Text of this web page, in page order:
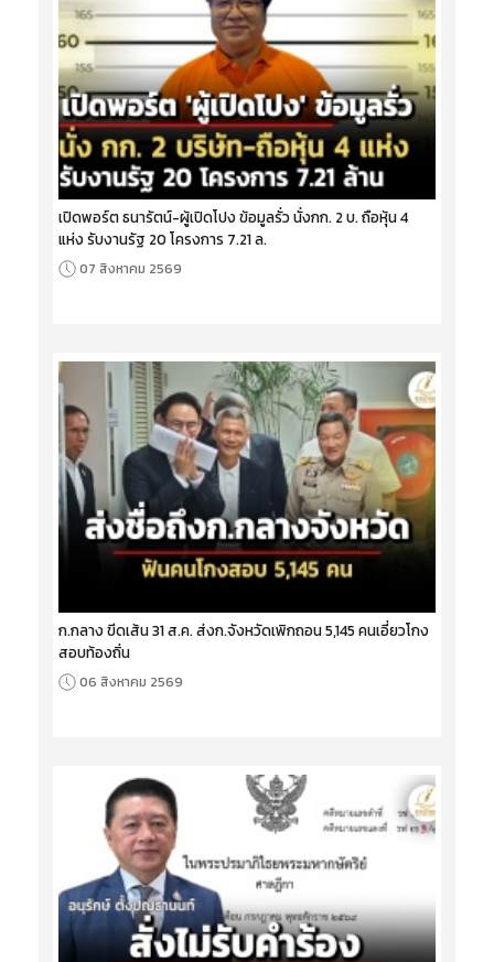
เปิดพอร์ต ธนารัตน์-ผู้เปิดโปง ข้อมูลรั่ว นั่งกก. 2 บ. ถือหุ้น 4
แห่ง รับงานรัฐ 20 โครงการ 7.21 ล.
07 สิงหาคม 2569
ก.กลาง ขีดเส้น 31 ส.ค. ส่งก.จังหวัดเพิกถอน 5,145 คนเอี่ยวโกง
สอบท้องถิ่น
06 สิงหาคม 2569